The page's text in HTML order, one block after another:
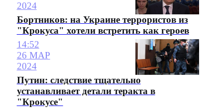
2024
Бортников: на Украине террористов из
"Крокуса" хотели встретить как героев
14:52
26 МАР
2024
Путин: следствие тщательно
устанавливает детали теракта в
"Крокусе"